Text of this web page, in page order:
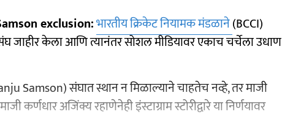
exclusion:भारतीय क्रिकेट नियामक मंडळाने(BCCI)
संघ जाहीर केला आणि त्यानंतर सोशल मीडियावर एकाच चर्चेला उधाण
Samson) संघात स्थान न मिळाल्याने चाहतेच नव्हे, तर माजी
कर्णधार अजिंक्य रहाणेनेही इंस्टाग्राम स्टोरीद्वारे या निर्णयावर